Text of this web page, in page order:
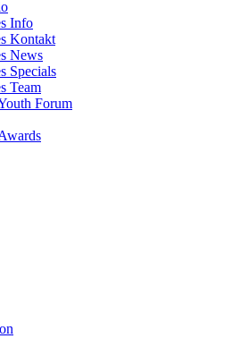
Info
Kontakt
News
Specials
Team
Forum